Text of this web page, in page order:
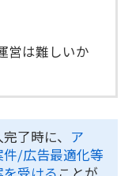
営は難しいか
了時に、 ア
/広告最適化等